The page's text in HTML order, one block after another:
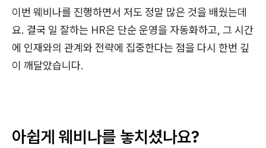
이번 웨비나를 진행하면서 저도 정말 많은 것을 배웠는데
요. 결국 일 잘하는 HR은 단순 운영을 자동화하고, 그 시간
에 인재와의 관계와 전략에 집중한다는 점을 다시 한번 깊
이 깨달았습니다.
아쉽게 웨비나를 놓치셨나요?